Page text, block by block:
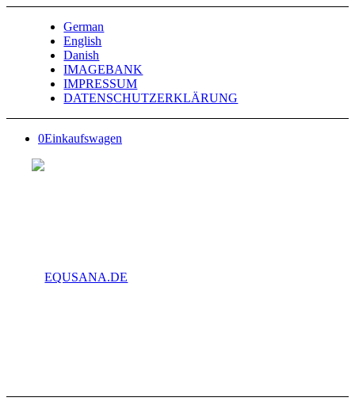
German
English
Danish
IMAGEBANK
IMPRESSUM
DATENSCHUTZERKLÄRUNG
0Einkaufswagen